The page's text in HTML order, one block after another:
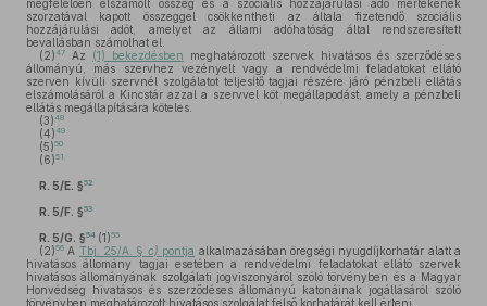
megfelelően elszámolt összeg és a szociális hozzájárulási adó mértékének
szorzatával kapott összeggel csökkentheti az általa fizetendő szociális
hozzájárulási adót, amelyet az állami adóhatóság által rendszeresített
bevallásban számolhat el.
(2)47 Az (1) bekezdésben meghatározott szervek hivatásos és szerződéses
állományú, más szervhez vezényelt vagy a rendvédelmi feladatokat ellátó
szerven kívüli szervnél szolgálatot teljesítő tagjai részére járó pénzbeli ellátás
elszámolásáról a Kincstár azzal a szervvel köt megállapodást, amely a pénzbeli
ellátás megállapítására köteles.
(3)48
(4)49
(5)50
(6)51
R. 5/E. §52
R. 5/F. §53
R. 5/G. §54 (1)55
(2)56 A Tbj. 25/A. § c) pontja alkalmazásában öregségi nyugdíjkorhatár alatt a
hivatásos állomány tagjai esetében a rendvédelmi feladatokat ellátó szervek
hivatásos állományának szolgálati jogviszonyáról szóló törvényben és a Magyar
Honvédség hivatásos és szerződéses állományú katonáinak jogállásáról szóló
törvényben meghatározott hivatásos szolgálat felső korhatárát kell érteni.